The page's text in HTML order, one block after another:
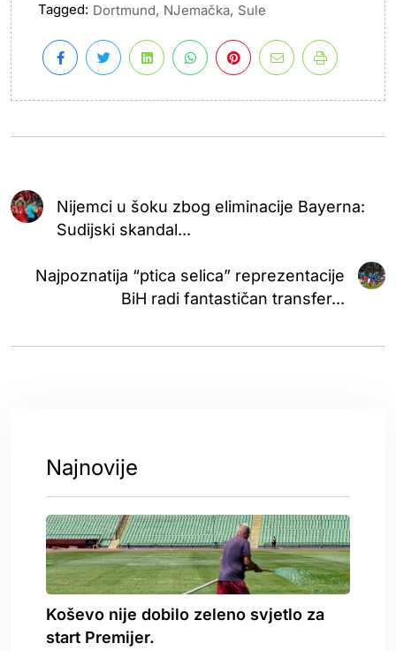
Tagged: Dortmund, NJemačka, Sule
Nijemci u šoku zbog eliminacije Bayerna:
Sudijski skandal...
Najpoznatija “ptica selica” reprezentacije
BiH radi fantastičan transfer...
Najnovije
Koševo nije dobilo zeleno svjetlo za
start Premijer.